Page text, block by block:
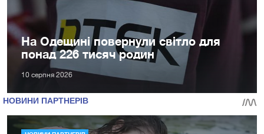
На Одещині повернули світло для
понад 226 тисяч родин
10 серпня 2026